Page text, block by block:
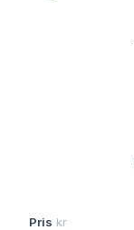
Pris kr